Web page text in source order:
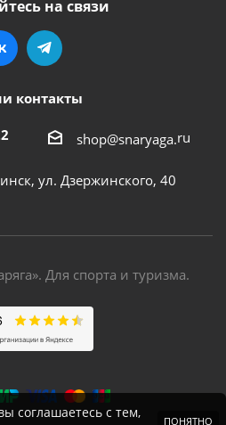
на связи
контакты
shop@snaryaga.ru
ул. Дзержинского, 40
Для спорта и туризма.
соглашаетесь с тем,
ПОНЯТНО